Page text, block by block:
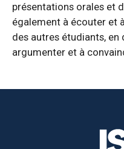
présentations orales et
également à écouter et
des autres étudiants,
argumenter et à